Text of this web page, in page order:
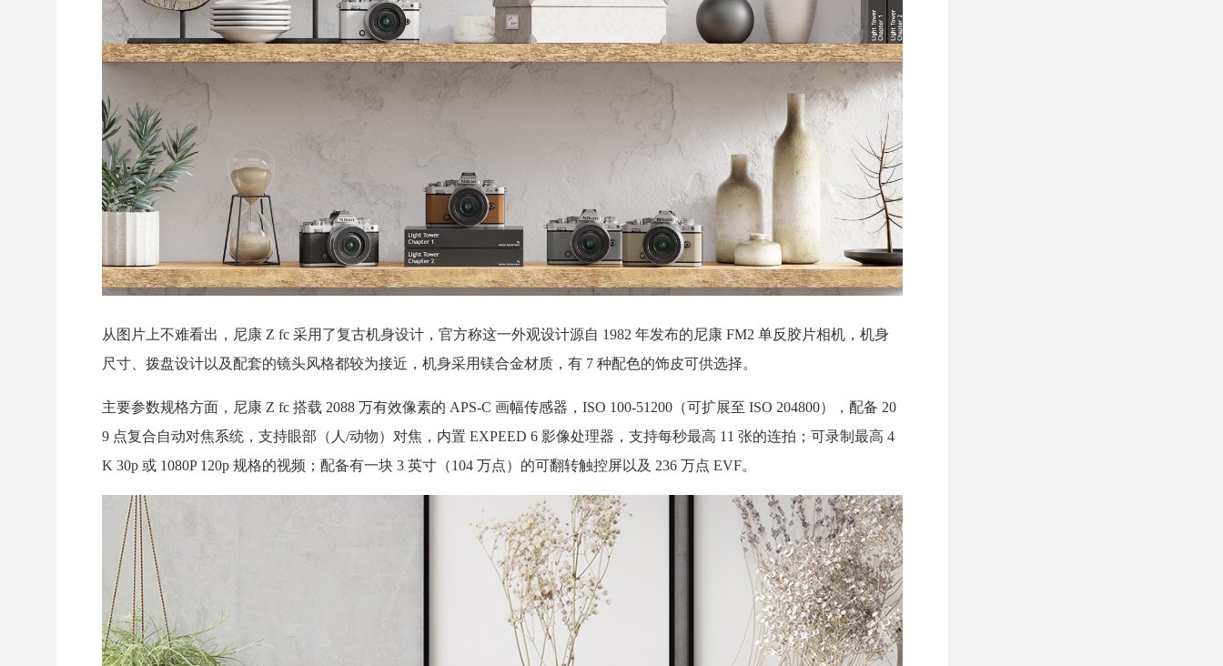
从图片上不难看出，尼康 Z fc 采用了复古机身设计，官方称这一外观设计源自 1982 年发布的尼康 FM2 单反胶片相机，机身
尺寸、拨盘设计以及配套的镜头风格都较为接近，机身采用镁合金材质，有 7 种配色的饰皮可供选择。
主要参数规格方面，尼康 Z fc 搭载 2088 万有效像素的 APS-C 画幅传感器，ISO 100-51200（可扩展至 ISO 204800），配备 20
9 点复合自动对焦系统，支持眼部（人/动物）对焦，内置 EXPEED 6 影像处理器，支持每秒最高 11 张的连拍；可录制最高 4
K 30p 或 1080P 120p 规格的视频；配备有一块 3 英寸（104 万点）的可翻转触控屏以及 236 万点 EVF。